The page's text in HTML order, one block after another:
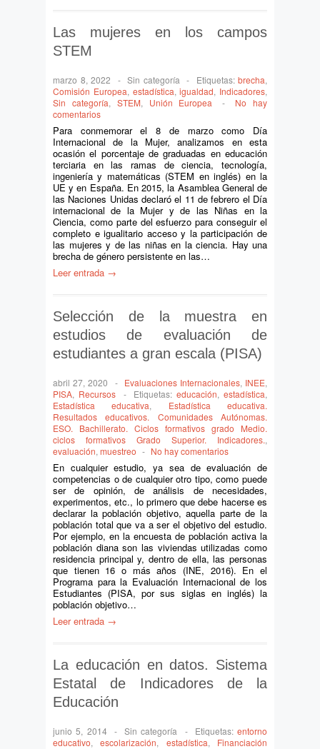
Las mujeres en los campos
STEM
marzo 8, 2022 - Sin categoría - Etiquetas: brecha,
Comisión Europea, estadística,igualdad, Indicadores,
Sin categoría, STEM, Unión Europea -
No hay
comentarios
Para conmemorar el 8 de marzo como Día
Internacional de la Mujer, analizamos en esta
ocasión el porcentaje de graduadas en educación
terciaria en las ramas de ciencia, tecnología,
ingeniería y matemáticas (STEM en inglés) en la
UE y en España. En 2015, la Asamblea General de
las Naciones Unidas declaró el 11 de febrero el Día
internacional de la Mujer y de las Niñas en la
Ciencia, como parte del esfuerzo para conseguir el
completo e igualitario acceso y la participación de
las mujeres y de las niñas en la ciencia. Hay una
brecha de género persistente en las…
Leer entrada →
Selección de la muestra en
estudios de evaluación de
estudiantes a gran escala (PISA)
abril 27, 2020 - Evaluaciones Internacionales, INEE,
PISA, Recursos - Etiquetas:educación,estadística,
Estadística educativa, Estadística educativa.
Resultados educativos. Comunidades Autónomas.
ESO. Bachillerato. Ciclos formativos grado Medio.
ciclos formativos Grado Superior. Indicadores.,
evaluación, muestreo - No hay comentarios
En cualquier estudio, ya sea de evaluación de
competencias o de cualquier otro tipo, como puede
ser de opinión, de análisis de necesidades,
experimentos, etc., lo primero que debe hacerse es
declarar la población objetivo, aquella parte de la
población total que va a ser el objetivo del estudio.
Por ejemplo, en la encuesta de población activa la
población diana son las viviendas utilizadas como
residencia principal y, dentro de ella, las personas
que tienen 16 o más años (INE, 2016). En el
Programa para la Evaluación Internacional de los
Estudiantes (PISA, por sus siglas en inglés) la
población objetivo…
Leer entrada →
La educación en datos. Sistema
Estatal de Indicadores de la
Educación
junio 5, 2014 - Sin categoría - Etiquetas: entorno
educativo,escolarización, estadística, Financiación